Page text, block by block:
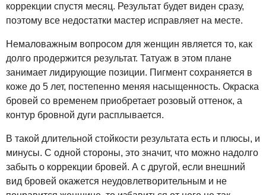
коррекции спустя месяц. Результат будет виден сразу,
поэтому все недостатки мастер исправляет на месте.
Немаловажным вопросом для женщин является то, как
долго продержится результат. Татуаж в этом плане
занимает лидирующие позиции. Пигмент сохраняется в
коже до 5 лет, постепенно меняя насыщенность. Окраска
бровей со временем приобретает розовый оттенок, а
контур бровной дуги расплывается.
В такой длительной стойкости результата есть и плюсы, и
минусы. С одной стороны, это значит, что можно надолго
забыть о коррекции бровей. А с другой, если внешний
вид бровей окажется неудовлетворительным и не